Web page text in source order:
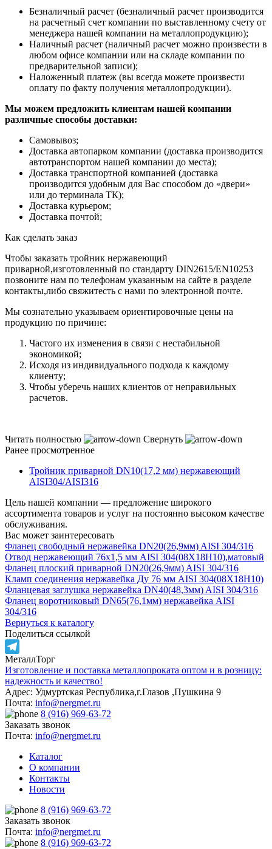
Безналичный расчет (безналичный расчет производится
на расчетный счет компании по выставленному счету от
менеджера нашей компании на металлопродукцию);
Наличный расчет (наличный расчет можно произвести в
любом офисе компании или на складе компании по
предварительной записи);
Наложенный платеж (вы всегда можете произвести
оплату по факту получения металлопродукции).
Мы можем предложить клиентам нашей компании
различные способы доставки:
Самовывоз;
Доставка автопарком компании (доставка производится
автотранспортом нашей компании до места);
Доставка транспортной компанией (доставка
производится удобным для Вас способом до «двери»
или до терминала ТК);
Доставка курьером;
Доставка почтой;
Как сделать заказ
Чтобы заказать тройник нержавеющий
приварной,изготовленный по стандарту DIN2615/EN10253
позвоните нам по телефонам указанным на сайте в разделе
контакты,либо свяжитесть с нами по электронной почте.
Мы сознательно указываем ориентировочные цены на
продукцию по причине:
Частого их изменения в связи с нестабильной
экономикой;
Исходя из индивидуального подхода к каждому
клиенту;
Чтобы уберечь наших клиентов от неправильных
расчетов.
Читать полностью
Свернуть
Ранее просмотренное
Тройник приварной DN10(17,2 мм) нержавеющий
AISI304/AISI316
Цель нашей компании — предложение широкого
ассортимента товаров и услуг на постоянно высоком качестве
обслуживания.
Вас может заинтересовать
Фланец свободный нержавейка DN20(26,9мм) AISI 304/316
Отвод нержавеющий 76х1,5 мм AISI 304(08Х18Н10),матовый
Фланец плоский приварной DN20(26,9мм) AISI 304/316
Кламп соединения нержавейка Ду 76 мм AISI 304(08Х18Н10)
Фланцевая заглушка нержавейка DN40(48,3мм) AISI 304/316
Фланец воротниковый DN65(76,1мм) нержавейка AISI
304/316
Вернуться к каталогу
Поделиться ссылкой
Telegram
МеталлТорг
Изготовление и поставка металлопроката оптом и в розницу:
надежность и качество!
Адрес: Удмуртская Республика,г.Глазов ,Пушкина 9
Почта: info@nergmet.ru
8 (916) 969-63-72
Заказать звонок
Почта: info@nergmet.ru
Каталог
О компании
Контакты
Новости
8 (916) 969-63-72
Заказать звонок
Почта: info@nergmet.ru
8 (916) 969-63-72